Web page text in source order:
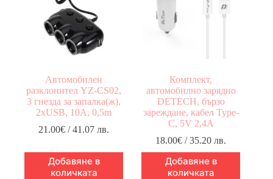
Автомобилен
разклонител YZ-CS02,
3 гнезда за запалка(ж),
2xUSB, 10A, 0,5m
21.00€ / 41.07 лв.
Добавяне в
количката
Комплект,
автомобилно зарядно
DETECH, бързо
зареждане, кабел Type-
C, 5V 2,4A
18.00€ / 35.20 лв.
Добавяне в
количката